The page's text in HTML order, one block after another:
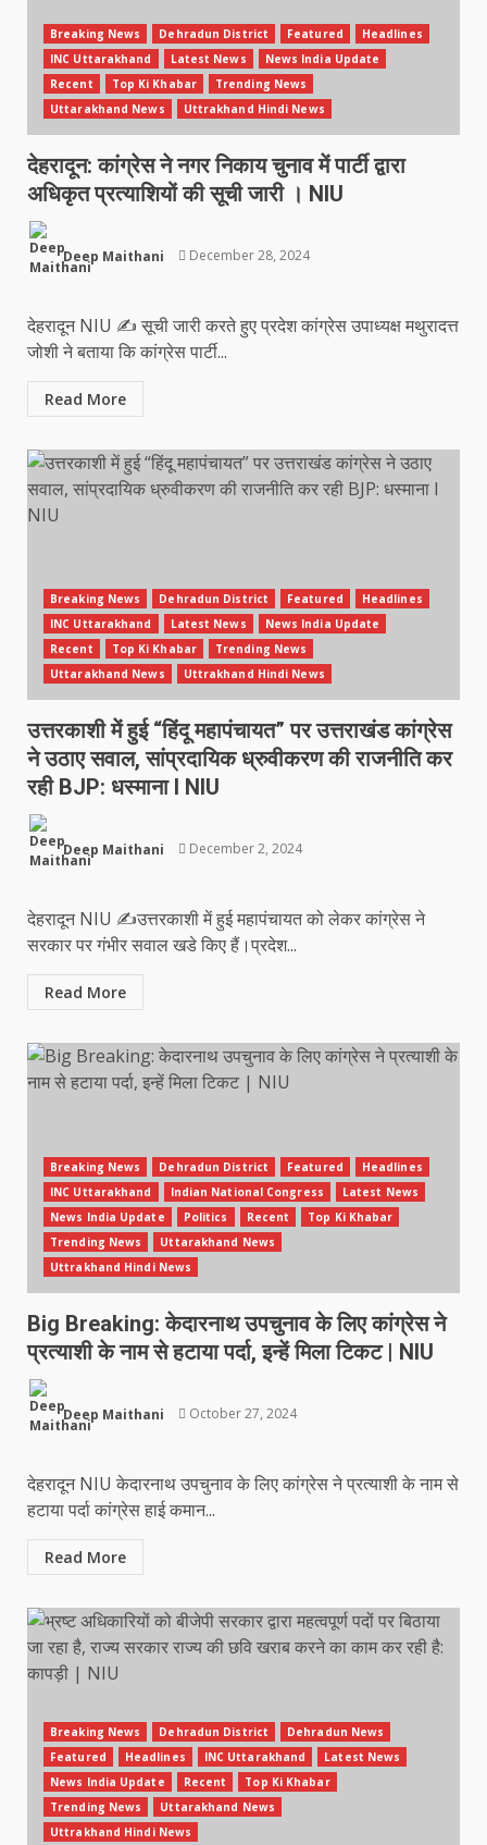
Breaking News Dehradun District Featured
Headlines
INC Uttarakhand
Latest News
News India Update
Recent
Top Ki Khabar
Trending News
Uttarakhand News
Uttrakhand Hindi News
देहरादून: कांग्रेस ने नगर निकाय चुनाव में पार्टी द्वारा
अधिकृत प्रत्याशियों की सूची जारी । NIU
Deep Maithani December 28, 2024
देहरादून NIU ✍️ सूची जारी करते हुए प्रदेश कांग्रेस उपाध्यक्ष मथुरादत्त
जोशी ने बताया कि कांग्रेस पार्टी...
Read More
Breaking News Dehradun District Featured
Headlines
INC Uttarakhand
Latest News
News India Update
Recent
Top Ki Khabar
Trending News
Uttarakhand News
Uttrakhand Hindi News
उत्तरकाशी में हुई “हिंदू महापंचायत” पर उत्तराखंड कांग्रेस
ने उठाए सवाल, सांप्रदायिक ध्रुवीकरण की राजनीति कर
रही BJP: धस्माना l NIU
Deep Maithani December 2, 2024
देहरादून NIU ✍️उत्तरकाशी में हुई महापंचायत को लेकर कांग्रेस ने
सरकार पर गंभीर सवाल खडे किए हैं।प्रदेश...
Read More
Breaking News Dehradun District Featured
Headlines
INC Uttarakhand
Indian National Congress
Latest News
News India Update
Politics Recent
Top Ki Khabar
Trending News
Uttarakhand News
Uttrakhand Hindi News
Big Breaking: केदारनाथ उपचुनाव के लिए कांग्रेस ने
प्रत्याशी के नाम से हटाया पर्दा, इन्हें मिला टिकट | NIU
Deep Maithani October 27, 2024
देहरादून NIU केदारनाथ उपचुनाव के लिए कांग्रेस ने प्रत्याशी के नाम से
हटाया पर्दा कांग्रेस हाई कमान...
Read More
Breaking News Dehradun District
Dehradun News
Featured
Headlines INC Uttarakhand
Latest News
News India Update
Recent
Top Ki Khabar
Trending News
Uttarakhand News
Uttrakhand Hindi News